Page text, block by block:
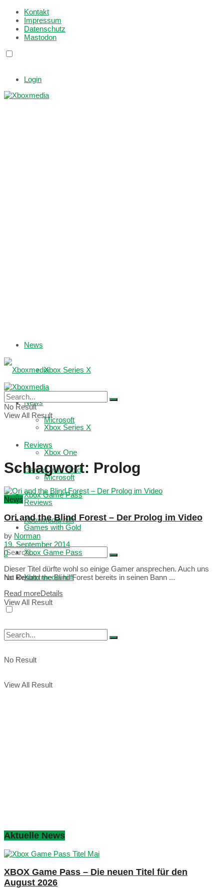
Kontakt
Impressum
Datenschutz
Mastodon
Login
News
Xbox Series X
Microsoft
Reviews
Games with Gold
Xbox Game Pass
Xboxmedia hilft
No Result
View All Result
News
Xbox Series X
Xbox One
Microsoft
Reviews
Games with Gold
Xbox Game Pass
Xboxmedia hilft
No Result
View All Result
No Result
View All Result
Schlagwort: Prolog
News
Ori and the Blind Forest – Der Prolog im Video
by Norman
19. September 2014
0
Dieser Titel dürfte wohl so einige Gamer ansprechen. Auch uns
hat Ori und the Blind Forest bereits in seinen Bann ...
Read moreDetails
Aktuelle News
XBOX Game Pass – Die neuen Titel für den
August 2026